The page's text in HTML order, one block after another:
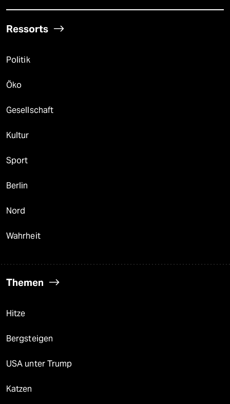
Ressorts
Politik
Öko
Gesellschaft
Kultur
Sport
Berlin
Nord
Wahrheit
Themen
Hitze
Bergsteigen
USA unter Trump
Katzen